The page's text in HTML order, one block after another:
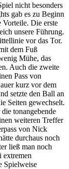
nicht besonders
gab es zu Beginn
Vorteile. Die erste
unsere Führung.
vor das Tor.
dem Fuß
Mühe, das
Auch die zweite
Pass von
kurz vor dem
setzte den Ball an
Seiten gewechselt.
tonangebende
weiteren Treffer
von Nick
durchaus noch
ließ man noch
extremen
Spielweise